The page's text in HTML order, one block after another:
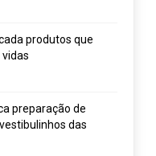
produtos que
preparação de
das